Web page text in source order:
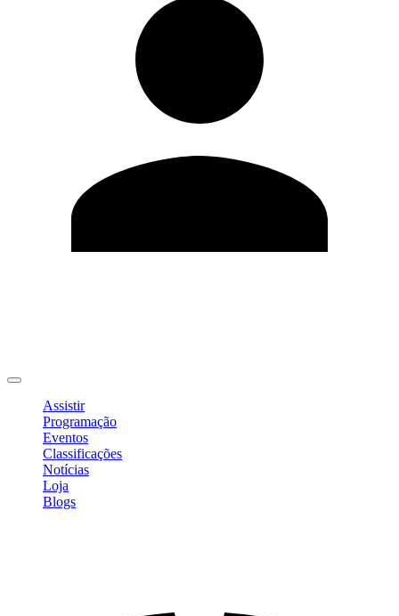
Assistir
Programação
Eventos
Classificações
Notícias
Loja
Blogs